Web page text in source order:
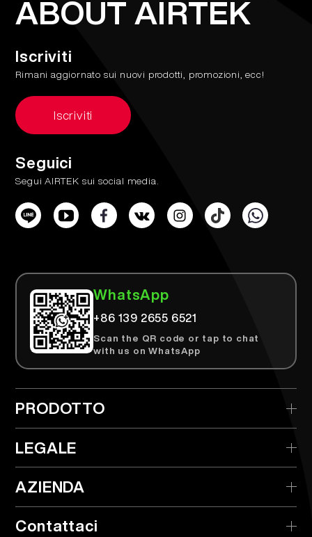
ABOUT AIRTEK
Iscriviti
Rimani aggiornato sui nuovi prodotti, promozioni, ecc!
Iscriviti
Seguici
Segui AIRTEK sui social media.
WhatsApp
+86 139 2655 6521
Scan the QR code or tap to chat
with us on WhatsApp
PRODOTTO
> AIRTEK Monouso
> AIRTEK Dispositivo Sostituibile
> AIRTEK Pods
LEGALE
> Politica sulla Privacy
> Termini e Condizioni
AZIENDA
> Distributore
Contattaci